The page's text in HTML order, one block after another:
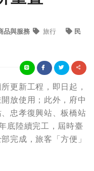
品與服務 旅行 民
更新工程，即日起，
放使用；此外，府中
忠孝復興站、板橋站
底陸續完工，屆時臺
完成，旅客「方便」